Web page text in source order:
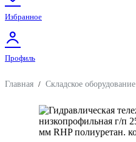
Избранное
Профиль
Главная / Складское оборудование